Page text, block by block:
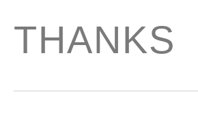
THANKS